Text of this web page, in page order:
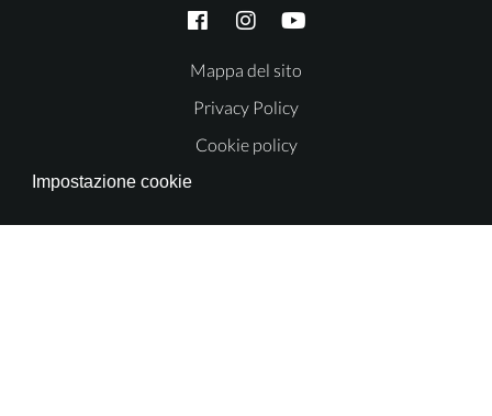
Mappa del sito
Privacy Policy
Cookie policy
Impostazione cookie